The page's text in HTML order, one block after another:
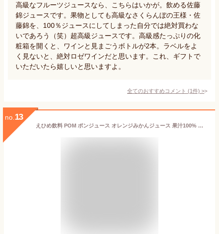
高級なフルーツジュースなら、こちらはいかが。飲める佐藤
錦ジュースです。果物としても高級なさくらんぼの王様・佐
藤錦を、100％ジュースにしてしまった自分では絶対買わな
いであろう（笑）超高級ジュースです。高級感たっぷりの化
粧箱を開くと、ワインと見まごうボトルが2本。ラベルをよ
く見ないと、絶対ロゼワインだと思います。これ、ギフトで
いただいたら嬉しいと思いますよ。
全てのおすすめコメント (1件) >
no. 13
えひめ飲料 POM ポンジュース オレンジみかんジュース 果汁100% 濃縮還元 1000ml 紙パック 6本 1ケース【送料無料（一部地域除く）】